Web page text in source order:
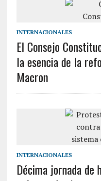
INTERNACIONALES
El Consejo
la esencia de la
Macron
INTERNACIONALES
Décima jornada de